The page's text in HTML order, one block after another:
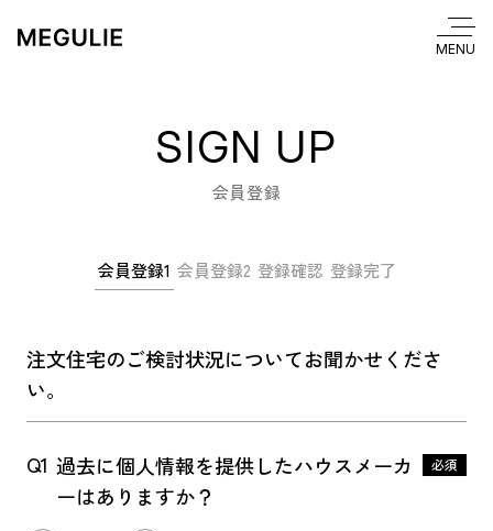
無料会員登録
SIGN UP
会員登録
会員登録1 会員登録2 登録確認 登録完了
注文住宅のご検討状況についてお聞かせくださ
い。
Q1 過去に個人情報を提供したハウスメーカ
ーはありますか？
必須